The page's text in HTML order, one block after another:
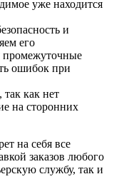
уже находится
и
его
промежуточные
ошибок при
как нет
на сторонних
на себя все
заказов любого
службу, так и